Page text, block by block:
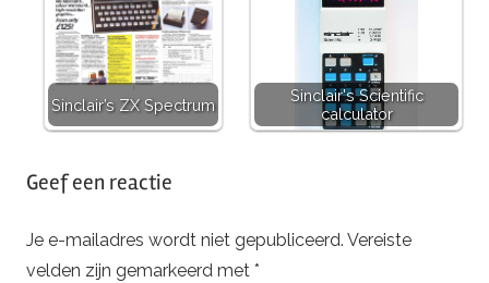
Sinclair’s ZX Spectrum
Sinclair's Scientific
calculator
met
Geef een reactie
Je e-mailadres wordt niet gepubliceerd. Vereiste
velden zijn gemarkeerd met *